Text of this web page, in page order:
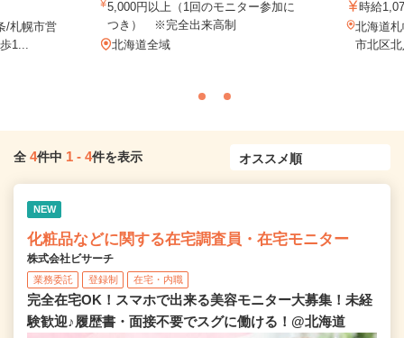
/札幌市営
1...
5,000円以上（1回のモニター参加に
つき） ※完全出来高制
北海道全域
時給
北海道
市北区
全 4件中 1 - 4件を表示
NEW
化粧品などに関する在宅調査員・在宅モニター
株式会社ビサーチ
業務委託 登録制 在宅・内職
完全在宅OK！スマホで出来る美容モニター大募集！未経
験歓迎♪履歴書・面接不要でスグに働ける！@北海道